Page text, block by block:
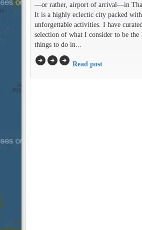
—or rather, airport of arrival—in
It is a highly eclectic city packed with
unforgettable activities. I have
selection of what I consider to be the
things to do in...
arrow_circle_rightarrow_circle_rightarrow_circle_right Read post